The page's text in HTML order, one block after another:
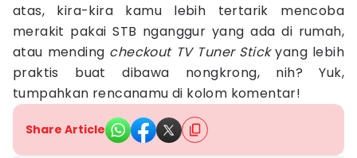
atas, kira-kira kamu lebih tertarik mencoba
merakit pakai STB nganggur yang ada di rumah,
atau mending checkout TV Tuner Stickyang lebih
praktis buat dibawa nongkrong, nih? Yuk,
tumpahkan rencanamu di kolom komentar!
Share Article